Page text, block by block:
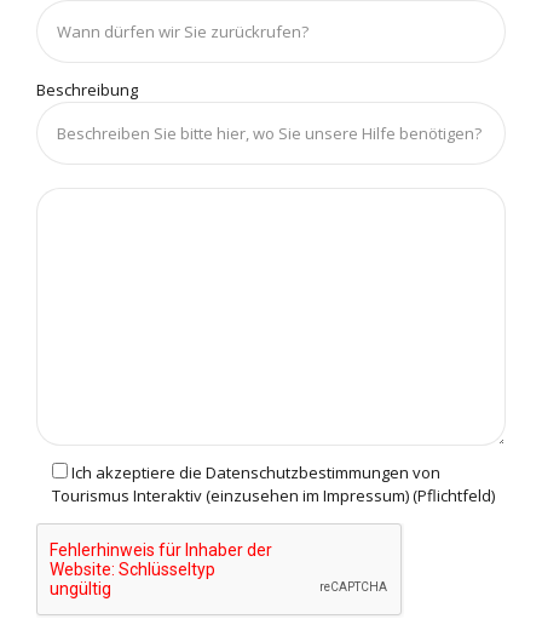
Beschreibung
Ich akzeptiere die Datenschutzbestimmungen von
Tourismus Interaktiv (einzusehen im Impressum) (Pflichtfeld)